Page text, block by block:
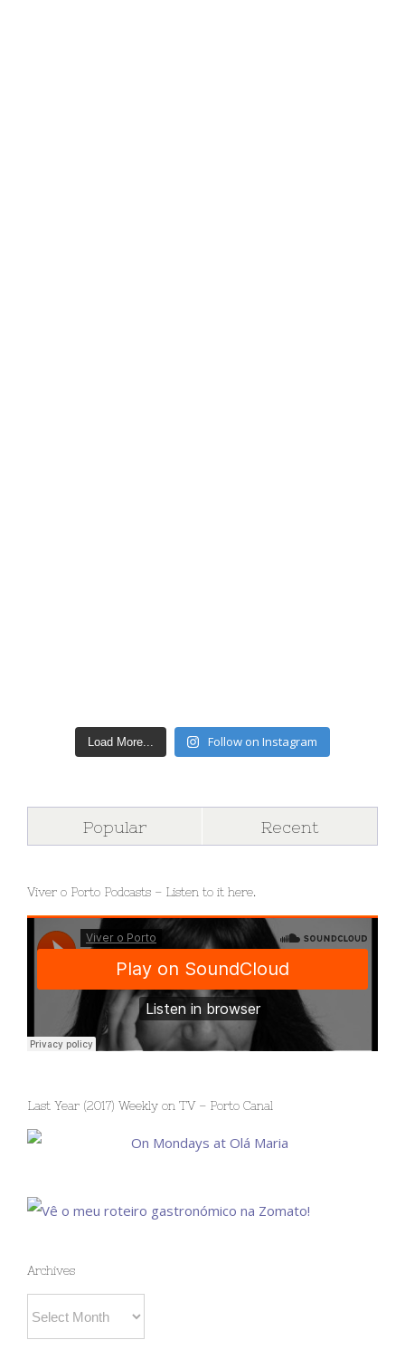
Load More... Follow on Instagram
Popular Recent
Viver o Porto Podcasts – Listen to it here.
Last Year (2017) Weekly on TV – Porto Canal
Archives